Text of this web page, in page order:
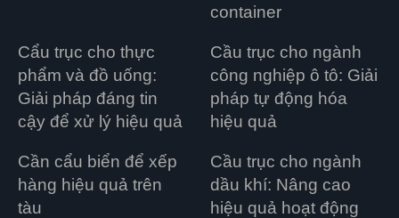
container
Cẩu trục cho thực
phẩm và đồ uống:
Giải pháp đáng tin
cậy để xử lý hiệu quả
Cầu trục cho ngành
công nghiệp ô tô: Giải
pháp tự động hóa
hiệu quả
Cần cẩu biển để xếp
hàng hiệu quả trên
tàu
Cầu trục cho ngành
dầu khí: Nâng cao
hiệu quả hoạt động